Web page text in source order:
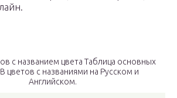
с названием цвета Таблица основных
цветов с названиями на Русском и
Английском.